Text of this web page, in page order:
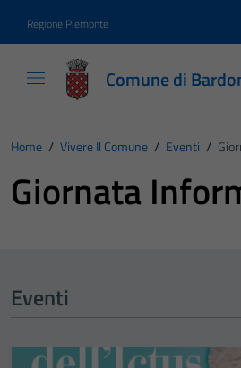
Regione Piemonte
Comune di
Home / Vivere Il Comune / Eventi /
Giornata
Eventi